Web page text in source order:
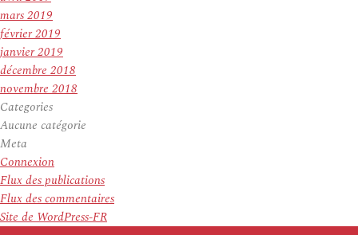
mars 2019
février 2019
janvier 2019
décembre 2018
novembre 2018
Categories
Aucune catégorie
Meta
Connexion
Flux des publications
Flux des commentaires
Site de WordPress-FR